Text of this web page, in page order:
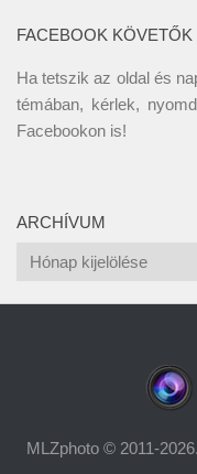
FACEBOOK KÖVETŐK
Ha tetszik az oldal és
témában, kérlek,
Facebookon is!
ARCHÍVUM
Archívum
MLZphoto © 2011-